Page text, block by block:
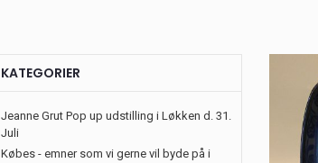
KATEGORIER
Jeanne Grut Pop up udstilling i Løkken d. 31.
Juli
Købes - emner som vi gerne vil byde på i